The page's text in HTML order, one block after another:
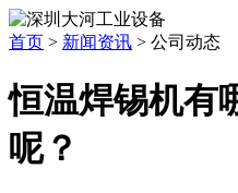
首页 > 新闻资讯 > 公司动态
恒温焊锡机有
呢？